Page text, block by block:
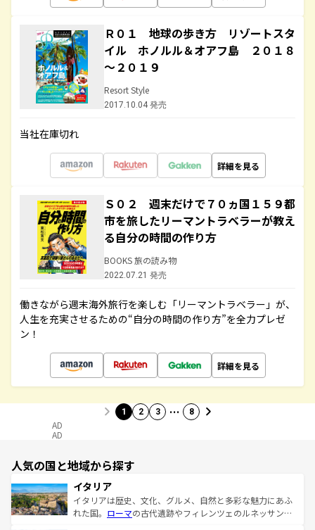
Ｒ０１ 地球の歩き方 リゾートスタ
イル ホノルル＆オアフ島 ２０１８
～２０１９
Resort Style
2017.10.04 発売
当社在庫切れ
詳細を見る
Ｓ０２ 週末だけで７０ヵ国１５９都
市を旅したリーマントラベラーが教え
る自分の時間の作り方
BOOKS 旅の読み物
2022.07.21 発売
働きながら週末海外旅行を楽しむ「リーマントラベラー」が、
人生を充実させるための“自分の時間の作り方”を全力プレゼ
ン！
詳細を見る
1 2 3 … 8
AD
AD
人気の国と地域から探す
イタリア
イタリアは歴史、文化、グルメ、自然と多彩な魅力にあふ
れた国。 ローマの古代遺跡やフィレンツェのルネッサンス